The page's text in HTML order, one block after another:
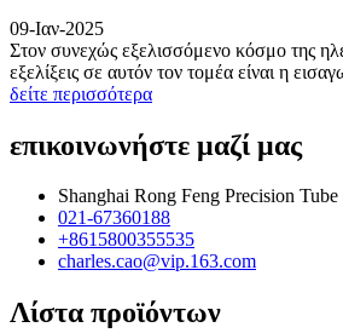
09-Ιαν-2025
Στον συνεχώς εξελισσόμενο κόσμο της
εξελίξεις σε αυτόν τον τομέα είναι η
δείτε περισσότερα
επικοινωνήστε μαζί μας
Shanghai Rong Feng Precision
021-67360188
+8615800355535
charles.cao@vip.163.com
Λίστα προϊόντων